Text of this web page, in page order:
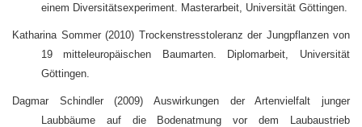
einem Diversitätsexperiment. Masterarbeit, Universität Göttingen.
Katharina Sommer (2010) Trockenstresstoleranz der Jungpflanzen von
19 mitteleuropäischen Baumarten. Diplomarbeit, Universität
Göttingen.
Dagmar Schindler (2009) Auswirkungen der Artenvielfalt junger
Laubbäume auf die Bodenatmung vor dem Laubaustrieb